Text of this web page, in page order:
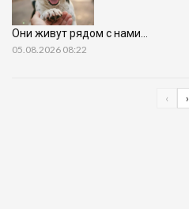
Они живут рядом с нами…
05.08.2026 08:22
‹ ›